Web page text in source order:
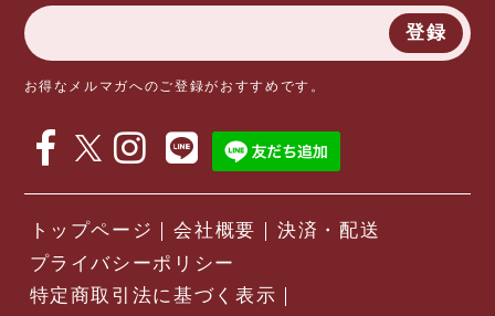
登録
お得なメルマガへのご登録がおすすめです。
トップページ 会社概要
決済・配送
プライバシーポリシー
特定商取引法に基づく表示